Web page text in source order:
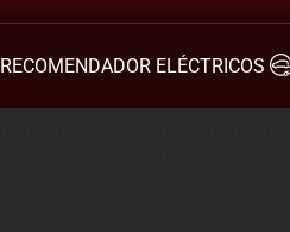
RECOMENDADOR ELÉCTRICOS